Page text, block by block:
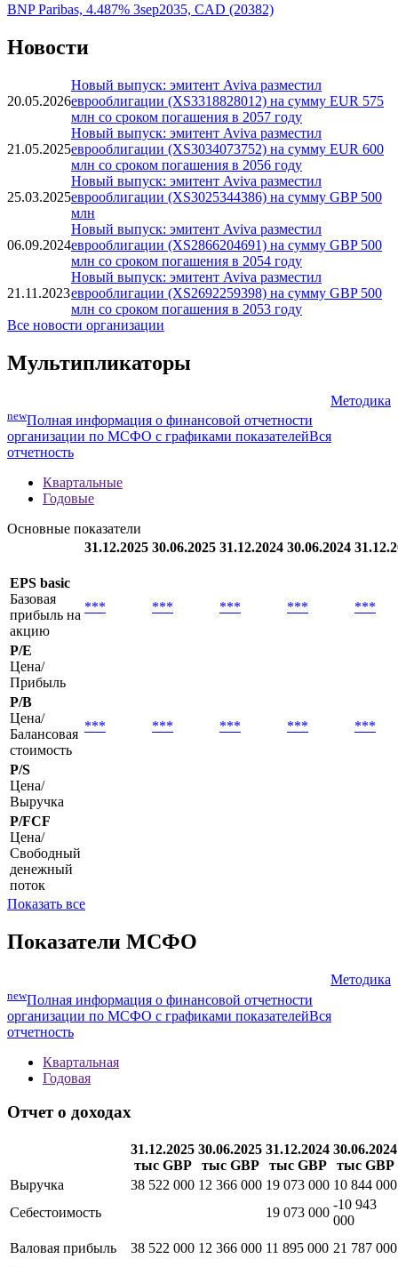
BNP Paribas, 4.487% 3sep2035, CAD (20382)
Новости
20.05.2026
Новый выпуск: эмитент Aviva разместил
еврооблигации (XS3318828012) на сумму EUR 575
млн со сроком погашения в 2057 году
21.05.2025
Новый выпуск: эмитент Aviva разместил
еврооблигации (XS3034073752) на сумму EUR 600
млн со сроком погашения в 2056 году
25.03.2025
Новый выпуск: эмитент Aviva разместил
еврооблигации (XS3025344386) на сумму GBP 500
млн
06.09.2024
Новый выпуск: эмитент Aviva разместил
еврооблигации (XS2866204691) на сумму GBP 500
млн со сроком погашения в 2054 году
21.11.2023
Новый выпуск: эмитент Aviva разместил
еврооблигации (XS2692259398) на сумму GBP 500
млн со сроком погашения в 2053 году
Все новости организации
Мультипликаторы
Методика
newПолная информация о финансовой отчетности
организации по МСФО с графиками показателейВся
отчетность
Квартальные
Годовые
Основные показатели
31.12.2025 30.06.2025 31.12.2024 30.06.2024
EPS basic
Базовая
прибыль на
акцию
*** *** *** *** ***
P/E
Цена/
Прибыль
P/B
Цена/
Балансовая
стоимость
*** *** *** *** ***
P/S
Цена/
Выручка
P/FCF
Цена/
Свободный
денежный
поток
Показать все
Показатели МСФО
Методика
newПолная информация о финансовой отчетности
организации по МСФО с графиками показателейВся
отчетность
Квартальная
Годовая
Отчет о доходах
31.12.2025
тыс GBP
30.06.2025
тыс GBP
31.12.2024
тыс GBP
30.06.2024
тыс GBP
Выручка
38 522 000 12 366 000 19 073 000 10 844 000
Себестоимость
19 073 000
-10 943
000
Валовая прибыль
38 522 000 12 366 000 11 895 000 21 787 000